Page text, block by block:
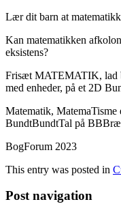
Lær dit barn at
Kan matematikken
eksistens?
Frisæt MATEMATIK, lad
med enheder, på et 2D
Matematik,
BundtBundtTal på
BogForum 2023
This entry was posted in
Post navigation